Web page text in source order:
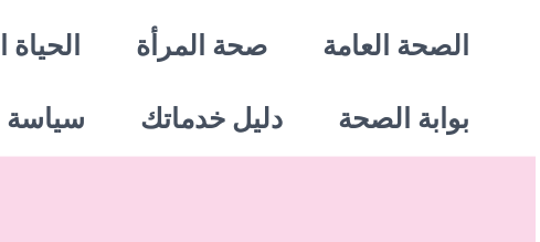
تخطيالصحة العامة صحة المرأة
بوابة الصحة دليل خدماتك سياسة